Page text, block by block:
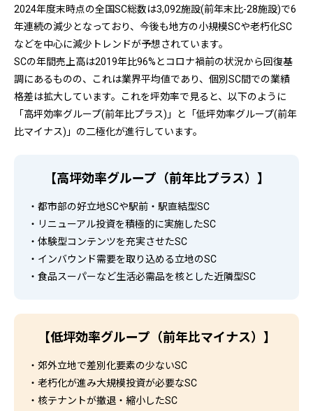
2024年度末時点の全国SC総数は3,092施設(前年末比-28施設)で6
年連続の減少となっており、今後も地方の小規模SCや老朽化SC
などを中心に減少トレンドが予想されています。
SCの年間売上高は2019年比96%とコロナ禍前の状況から回復基
調にあるものの、これは業界平均値であり、個別SC間での業績
格差は拡大しています。これを坪効率で見ると、以下のように
「高坪効率グループ(前年比プラス)」と「低坪効率グループ(前年
比マイナス)」の二極化が進行しています。
【高坪効率グループ（前年比プラス）】
・都市部の好立地SCや駅前・駅直結型SC
・リニューアル投資を積極的に実施したSC
・体験型コンテンツを充実させたSC
・インバウンド需要を取り込める立地のSC
・食品スーパーなど生活必需品を核とした近隣型SC
【低坪効率グループ（前年比マイナス）】
・郊外立地で差別化要素の少ないSC
・老朽化が進み大規模投資が必要なSC
・核テナントが撤退・縮小したSC